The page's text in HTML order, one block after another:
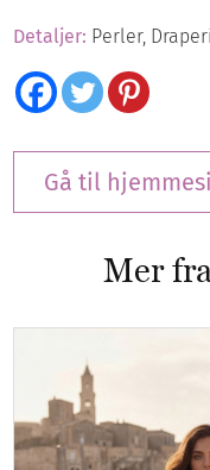
Detaljer: Perler,
Gå til
Mer